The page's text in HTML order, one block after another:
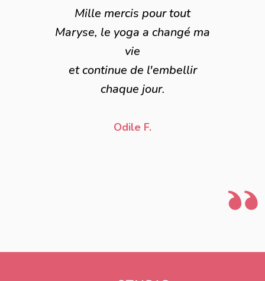
Mille mercis pour tout
Maryse, le yoga a changé ma
vie
et continue de l'embellir
chaque jour.
Odile F.